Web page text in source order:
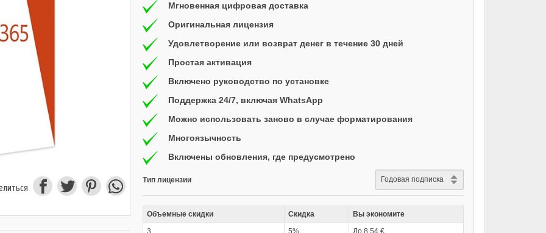
Мгновенная цифровая доставка
Оригинальная лицензия
Удовлетворение или возврат денег в течение 30 дней
Простая активация
Включено руководство по установке
Поддержка 24/7, включая WhatsApp
Можно использовать заново в случае форматирования
Многоязычность
Включены обновления, где предусмотрено
Тип лицензии
Объемные скидки Скидка
Вы экономите